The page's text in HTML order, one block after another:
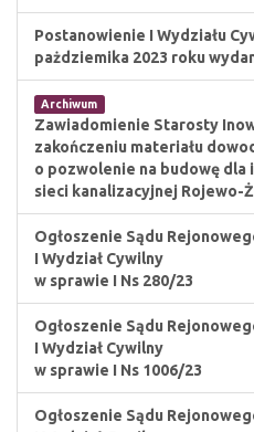
Postanowienie I Wydziału
pażdziemika 2023 roku
Archiwum
Zawiadomienie Starosty
zakończeniu materiału
o pozwolenie na budowę dla
sieci kanalizacyjnej Rojewo-
Ogłoszenie Sądu
I Wydział Cywilny
w sprawie I Ns 280/23
Ogłoszenie Sądu
I Wydział Cywilny
w sprawie I Ns 1006/23
Ogłoszenie Sądu